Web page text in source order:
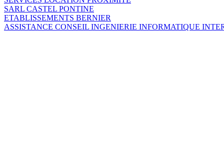
SARL CASTEL PONTINE
ETABLISSEMENTS BERNIER
ASSISTANCE CONSEIL INGENIERIE INFORMATIQUE